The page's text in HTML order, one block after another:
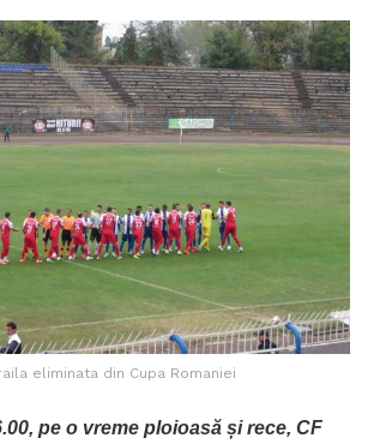
eliminata din Cupa Romaniei
pe o vreme ploioasă și rece, CF